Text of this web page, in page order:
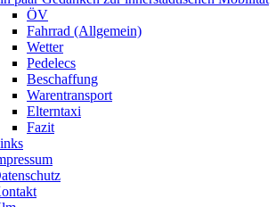
ÖV
Fahrrad (Allgemein)
Wetter
Pedelecs
Beschaffung
Warentransport
Elterntaxi
Fazit